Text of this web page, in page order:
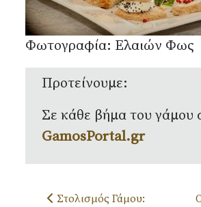
Φωτογραφία: Ελαιών Φως
Προτείνουμε:
Σε κάθε βήμα του γάμου
GamosPortal.gr
Προηγούμενο άρθρο:
Στολισμός Γάμου: